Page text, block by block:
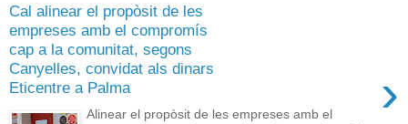
Cal alinear el propòsit de les
empreses amb el compromís
cap a la comunitat, segons
Canyelles, convidat als dinars
Eticentre a Palma
›
Alinear el propòsit de les empreses amb el